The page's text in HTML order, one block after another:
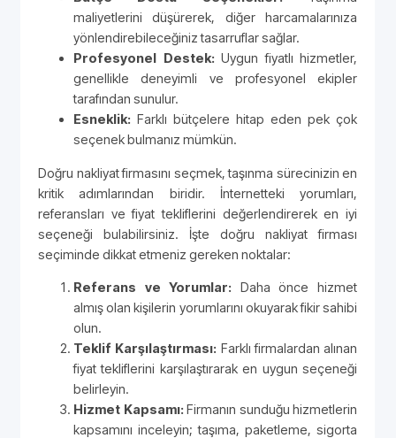
maliyetlerini düşürerek, diğer harcamalarınıza
yönlendirebileceğiniz tasarruflar sağlar.
Profesyonel Destek: Uygun fiyatlı hizmetler,
genellikle deneyimli ve profesyonel ekipler
tarafından sunulur.
Esneklik: Farklı bütçelere hitap eden pek çok
seçenek bulmanız mümkün.
Doğru nakliyat firmasını seçmek, taşınma sürecinizin en
kritik adımlarından biridir. İnternetteki yorumları,
referansları ve fiyat tekliflerini değerlendirerek en iyi
seçeneği bulabilirsiniz. İşte doğru nakliyat firması
seçiminde dikkat etmeniz gereken noktalar:
Referans ve Yorumlar: Daha önce hizmet
almış olan kişilerin yorumlarını okuyarak fikir sahibi
olun.
Teklif Karşılaştırması: Farklı firmalardan alınan
fiyat tekliflerini karşılaştırarak en uygun seçeneği
belirleyin.
Hizmet Kapsamı: Firmanın sunduğu hizmetlerin
kapsamını inceleyin; taşıma, paketleme, sigorta